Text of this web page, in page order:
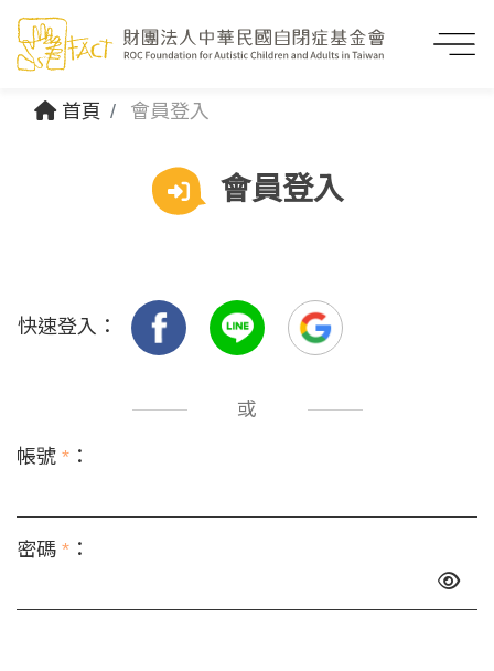
首頁 會員登入
會員登入
快速登入：
或
帳號 * ：
密碼 * ：